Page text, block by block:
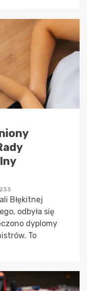
233
Błękitnej
odbyła się
dyplomy
To